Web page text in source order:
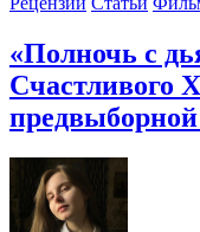
«Полночь с
Счастливого
предвыборной